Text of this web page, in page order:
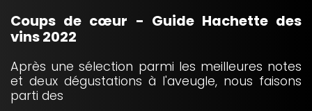
Coups de cœur - Guide Hachette des
vins 2022
Après une sélection parmi les meilleures notes
et deux dégustations à l'aveugle, nous faisons
parti des